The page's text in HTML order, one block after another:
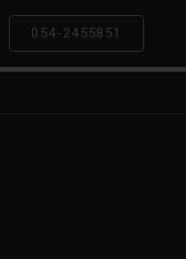
054-2455851